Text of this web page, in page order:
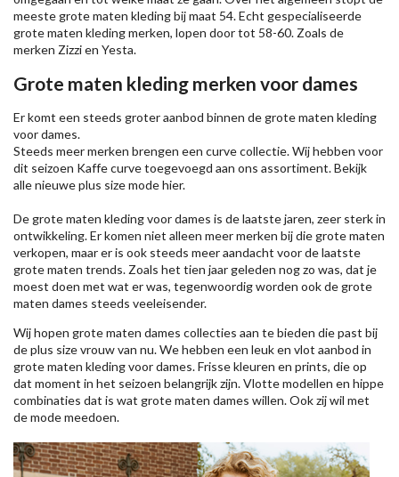
meeste grote maten kleding bij maat 54. Echt gespecialiseerde
grote maten kleding merken, lopen door tot 58-60. Zoals de
merken Zizzien Yesta.
Grote maten kleding merken voor dames
Er komt een steeds groter aanbod binnen de grote maten kleding
voor dames.
Steeds meer merken brengen een curve collectie. Wij hebben voor
dit seizoen Kaffecurve toegevoegd aan ons assortiment. Bekijk
alle nieuweplus size modehier.
De grote maten kleding voor dames is de laatste jaren, zeer sterk in
ontwikkeling. Er komen niet alleen meer merken bij die grote maten
verkopen, maar er is ook steeds meer aandacht voor de laatste
grote maten trends. Zoals het tien jaar geleden nog zo was, dat je
moest doen met wat er was, tegenwoordig worden ook de grote
maten dames steeds veeleisender.
Wij hopen grote maten dames collecties aan te bieden die past bij
de plus size vrouw van nu. We hebben een leuk en vlot aanbod in
grote maten kleding voor dames. Frisse kleuren en prints, die op
dat moment in het seizoen belangrijk zijn. Vlotte modellen en hippe
combinaties dat is wat grote maten dames willen. Ook zij wil met
de mode meedoen.